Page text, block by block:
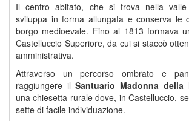
Il centro abitato, che si trova nella
sviluppa in forma allungata e conserva le
borgo medioevale. Fino al 1813 formava
Castelluccio Superiore, da cui si staccò
amministrativa.
Attraverso un percorso ombrato e
raggiungere ilSantuario Madonna della
una chiesetta rurale dove, in Castelluccio,
sette di facile individuazione.